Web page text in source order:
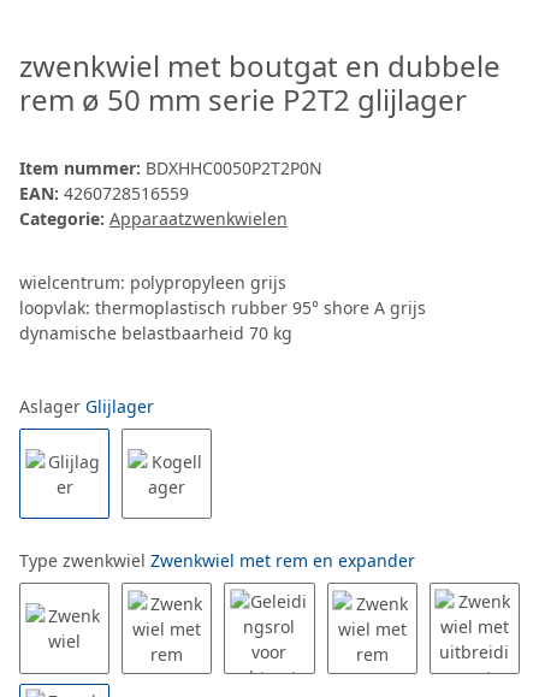
zwenkwiel met boutgat en dubbele
rem ø 50 mm serie P2T2 glijlager
Item nummer: BDXHHC0050P2T2P0N
EAN: 4260728516559
Categorie: Apparaatzwenkwielen
wielcentrum: polypropyleen grijs
loopvlak: thermoplastisch rubber 95° shore A grijs
dynamische belastbaarheid 70 kg
Aslager Glijlager
Type zwenkwiel Zwenkwiel met rem en expander